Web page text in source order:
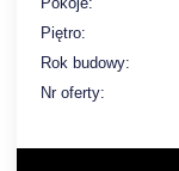
Piętro:
Rok budowy:
Nr oferty: